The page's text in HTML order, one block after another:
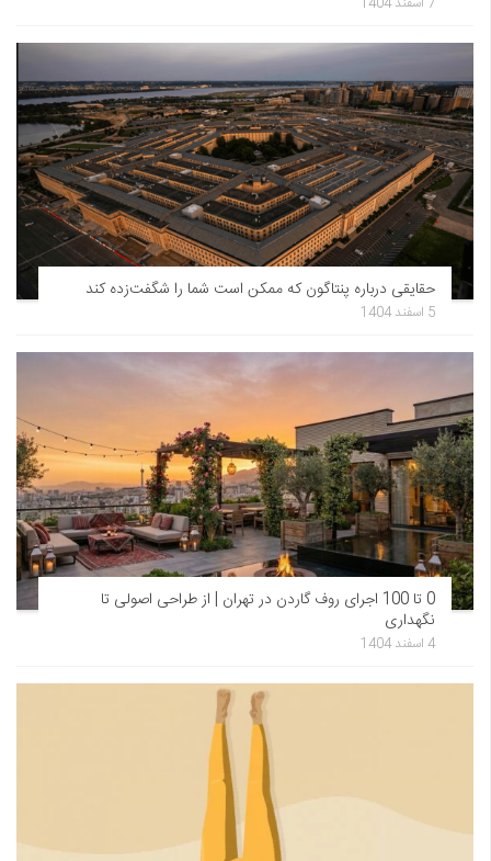
حقایقی درباره پنتاگون که ممکن است شما را شگفت‌زده کند
5 اسفند 1404
0 تا 100 اجرای روف گاردن در تهران | از طراحی اصولی تا
نگهداری
4 اسفند 1404